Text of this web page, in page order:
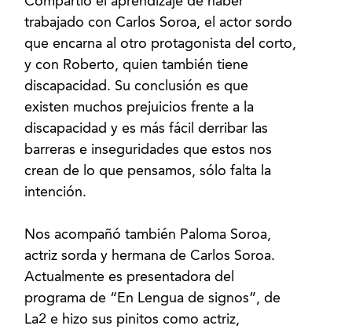
trabajado con Carlos Soroa, el actor sordo
que encarna al otro protagonista del corto,
y con Roberto, quien también tiene
discapacidad. Su conclusión es que
existen muchos prejuicios frente a la
discapacidad y es más fácil derribar las
barreras e inseguridades que estos nos
crean de lo que pensamos, sólo falta la
intención.
Nos acompañó también Paloma Soroa,
actriz sorda y hermana de Carlos Soroa.
Actualmente es presentadora del
programa de “En Lengua de signos”, de
La2 e hizo sus pinitos como actriz,